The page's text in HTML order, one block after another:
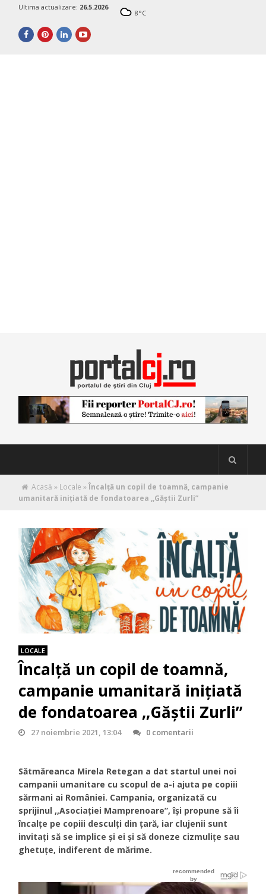
Ultima actualizare: 26.5.2026
8°C
Acasă » Locale »Încalță un copil de toamnă, campanie
umanitară inițiată de fondatoarea ,,Găștii Zurli”
LOCALE
Încalță un copil de toamnă,
campanie umanitară inițiată
de fondatoarea ,,Găștii Zurli”
27 noiembrie 2021, 13:04 0 comentarii
Sătmăreanca Mirela Retegan a dat startul unei noi
campanii umanitare cu scopul de a-i ajuta pe copiii
sărmani ai României. Campania, organizată cu
sprijinul ,,Asociației Mamprenoare”, își propune să îi
încalțe pe copiii desculți din țară, iar clujenii sunt
invitați să se implice și ei și să doneze cizmulițe sau
ghetuțe, indiferent de mărime.